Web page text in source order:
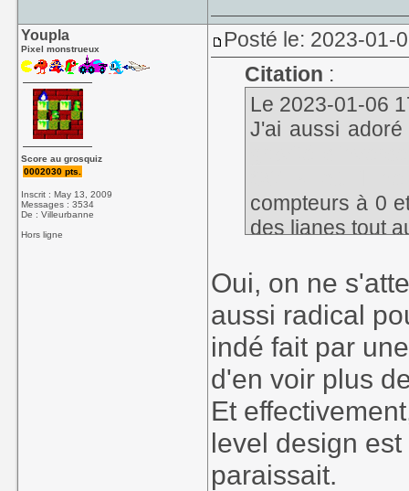
Youpla
Pixel monstrueux
Score au grosquiz
0002030 pts.
Inscrit : May 13, 2009
Messages : 3534
De : Villeurbanne
Hors ligne
Posté le: 2023-01-
Citation :
Le 2023-01-06
J'ai aussi
compteurs à 0
des lianes tout
toute
Oui, on ne
aussi radical
indé fait par
d'en voir plus
Et
level design
paraissait.